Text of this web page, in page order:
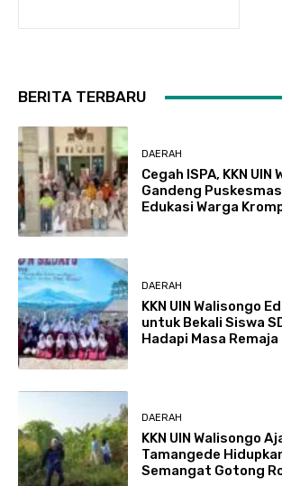
BERITA TERBARU
DAERAH
Cegah ISPA, KKN UIN
Gandeng
Edukasi Warga
DAERAH
KKN UIN Walisongo
untuk Bekali Siswa
Hadapi Masa Remaja
DAERAH
KKN UIN Walisongo
Tamangede
Semangat Gotong